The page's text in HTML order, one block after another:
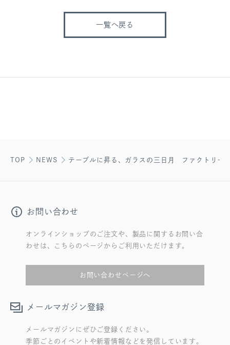
一覧へ戻る
TOP NEWS テーブルに昇る、ガラスの三日月 ファクトリー
お問い合わせ
オンラインショップのご注文や、製品に関するお問い合
わせは、こちらのページからご利用いただけます。
お問い合わせページへ
メールマガジン登録
メールマガジンにぜひご登録ください。
季節ごとのイベントや新着情報などを発信しています。